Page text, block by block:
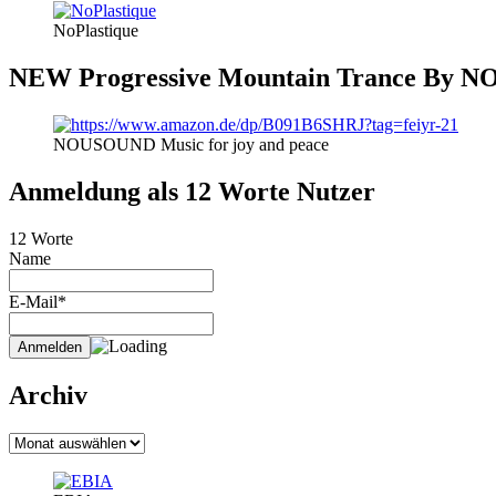
NoPlastique
NEW Progressive Mountain Trance By
NOUSOUND Music for joy and peace
Anmeldung als 12 Worte Nutzer
12 Worte
Name
E-Mail*
Archiv
Archiv